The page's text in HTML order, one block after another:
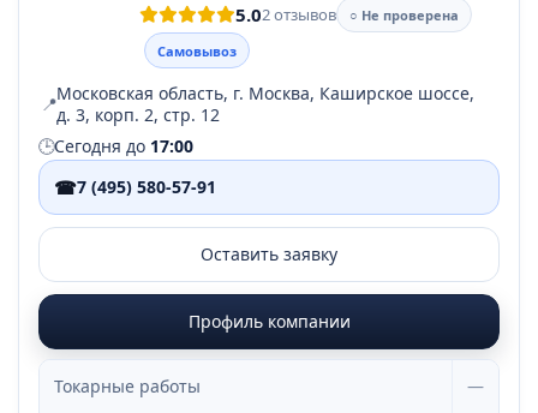
5.02 отзывов
○ Не проверена
Самовывоз
📍Московская область, г. Москва, Каширское шоссе,
д. 3, корп. 2, стр. 12
🕒Сегодня до 17:00
☎7 (495) 580-57-91
Оставить заявку
Профиль компании
Токарные работы —